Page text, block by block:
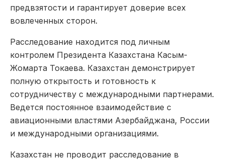
предвзятости и гарантирует доверие всех
вовлеченных сторон.
Расследование находится под личным
контролем Президента Казахстана Касым-
Жомарта Токаева. Казахстан демонстрирует
полную открытость и готовность к
сотрудничеству с международными партнерами.
Ведется постоянное взаимодействие с
авиационными властями Азербайджана, России
и международными организациями.
Казахстан не проводит расследование в